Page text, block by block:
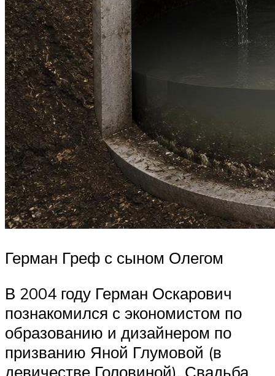
Герман Греф с сыном Олегом
В 2004 году Герман Оскарович
познакомился с экономистом по
образованию и дизайнером по
призванию Яной Глумовой (в
девичестве Головиной). Свадьба